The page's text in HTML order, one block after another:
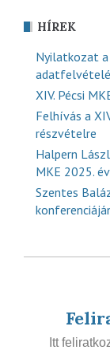
HÍREK
Nyilatkozat
XIV. Pécsi
Felhívás a
részvételre
Halpern
MKE 2025.
Szentes
Itt